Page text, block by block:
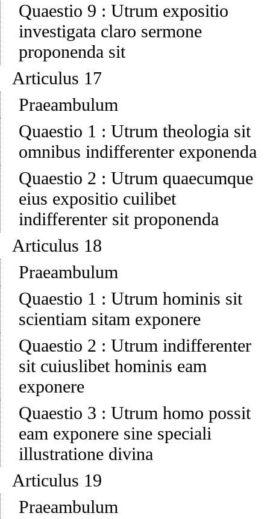
Quaestio 9 : Utrum expositio
investigata claro sermone
proponenda sit
Articulus 17
Praeambulum
Quaestio 1 : Utrum theologia sit
omnibus indifferenter exponenda
Quaestio 2 : Utrum quaecumque
eius expositio cuilibet
indifferenter sit proponenda
Articulus 18
Praeambulum
Quaestio 1 : Utrum hominis sit
scientiam sitam exponere
Quaestio 2 : Utrum indifferenter
sit cuiuslibet hominis eam
exponere
Quaestio 3 : Utrum homo possit
eam exponere sine speciali
illustratione divina
Articulus 19
Praeambulum